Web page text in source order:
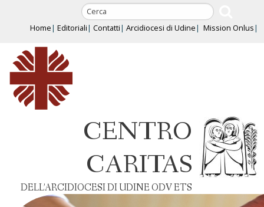
content
Home Editoriali Contatti Arcidiocesi di Udine Mission Onlus
CENTRO
CARITAS
DELL’ARCIDIOCESI DI UDINE ODV ETS